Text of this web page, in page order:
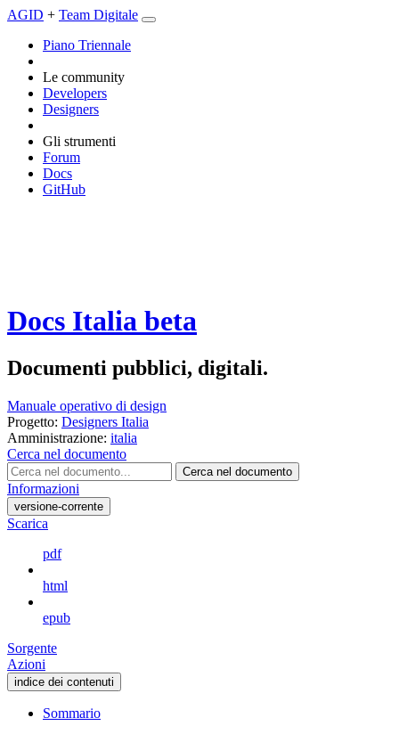
AGID + Team Digitale
Piano Triennale
Le community
Developers
Designers
Gli strumenti
Forum
Docs
GitHub
Docs Italia beta
Documenti pubblici, digitali.
Manuale operativo di design
Progetto: Designers Italia
Amministrazione: italia
Cerca nel documento
Cerca nel documento
Informazioni
versione-corrente
Scarica
pdf
html
epub
Sorgente
Azioni
indice dei contenuti
Sommario